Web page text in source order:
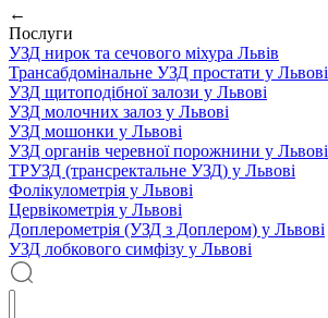
←
Послуги
УЗД нирок та сечового міхура Львів
Трансабдомінальне УЗД простати у Львові
УЗД щитоподібної залози у Львові
УЗД молочних залоз у Львові
УЗД мошонки у Львові
УЗД органів черевної порожнини у Львові
ТРУЗД (трансректальне УЗД) у Львові
Фолікулометрія у Львові
Цервікометрія у Львові
Доплерометрія (УЗД з Доплером) у Львові
УЗД лобкового симфізу у Львові